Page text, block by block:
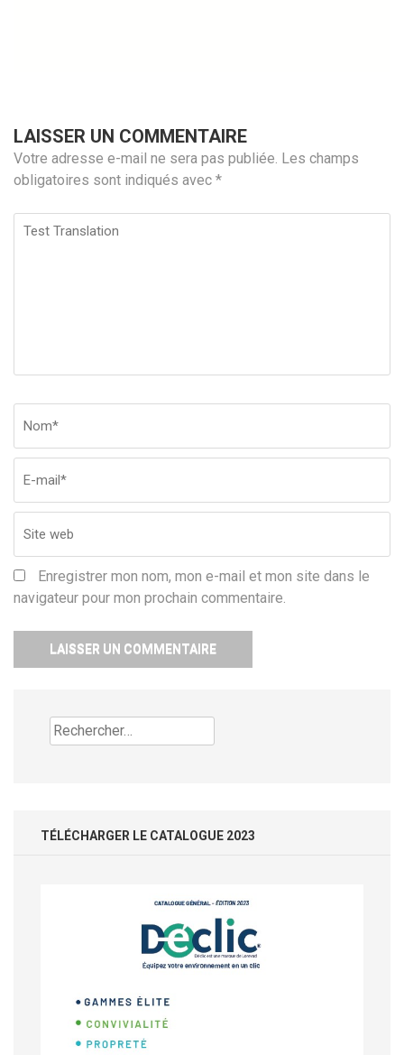
LAISSER UN COMMENTAIRE
Votre adresse e-mail ne sera pas publiée. Les champs
obligatoires sont indiqués avec *
Test
Enregistrer mon nom, mon e-mail et mon site dans le
navigateur pour mon prochain commentaire.
Rechercher :
TÉLÉCHARGER LE CATALOGUE 2023